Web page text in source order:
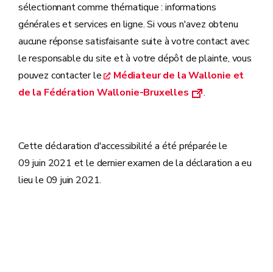
sélectionnant comme thématique : informations
générales et services en ligne. Si vous n'avez obtenu
aucune réponse satisfaisante suite à votre contact avec
le responsable du site et à votre dépôt de plainte, vous
pouvez contacter le
Médiateur de la Wallonie et
de la Fédération Wallonie-Bruxelles
.
Cette déclaration d'accessibilité a été préparée le
09 juin 2021 et le dernier examen de la déclaration a eu
lieu le 09 juin 2021.